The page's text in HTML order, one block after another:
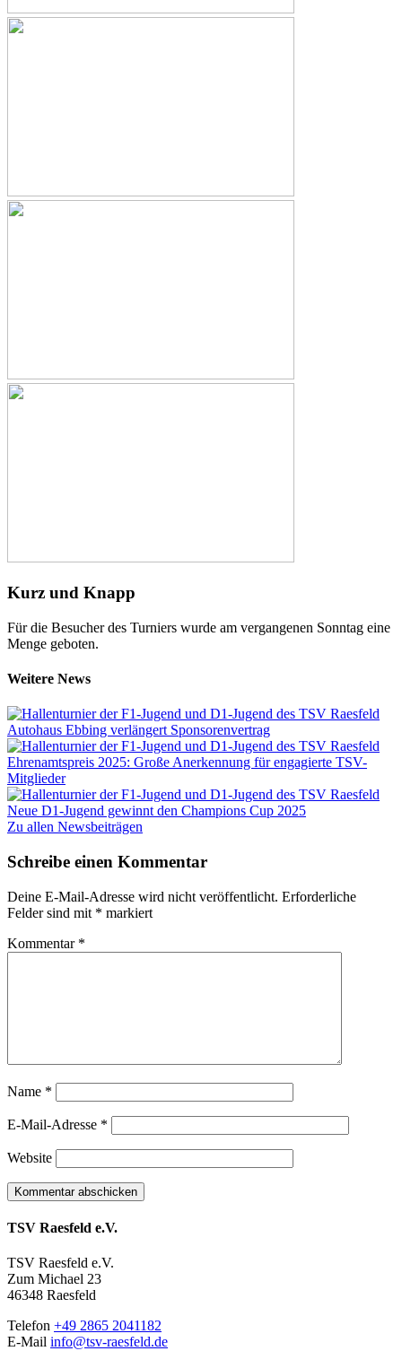
Kurz und Knapp
Für die Besucher des Turniers wurde am vergangenen Sonntag eine
Menge geboten.
Weitere News
Autohaus Ebbing verlängert Sponsorenvertrag
Ehrenamtspreis 2025: Große Anerkennung für engagierte TSV-
Mitglieder
Neue D1-Jugend gewinnt den Champions Cup 2025
Zu allen Newsbeiträgen
Schreibe einen Kommentar
Deine E-Mail-Adresse wird nicht veröffentlicht. Erforderliche
Felder sind mit * markiert
Kommentar *
Name *
E-Mail-Adresse *
Website
TSV Raesfeld e.V.
TSV Raesfeld e.V.
Zum Michael 23
46348 Raesfeld
Telefon +49 2865 2041182
E-Mail info@tsv-raesfeld.de